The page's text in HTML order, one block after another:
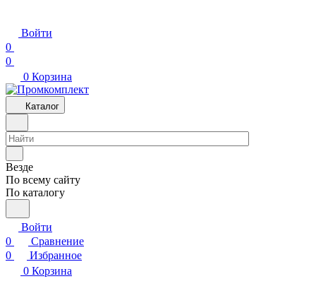
Войти
0
0
0 Корзина
Каталог
Везде
По всему сайту
По каталогу
Войти
0
Сравнение
0
Избранное
0 Корзина